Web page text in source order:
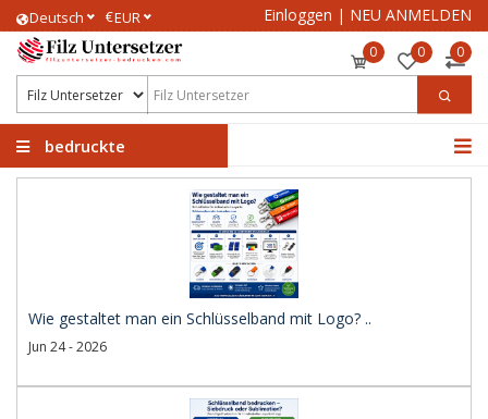
Deutsch €EUR Einloggen | NEU ANMELDEN
0 0 0
bedruckte
Wie gestaltet man ein Schlüsselband mit Logo? ..
Jun 24 - 2026